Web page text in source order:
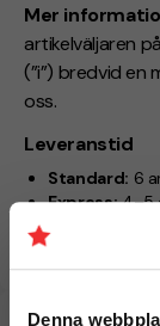
Denna
Mer
artikelväljaren
(”i”) bredvid en
oss.
Leveranstid
Standard: 6
Express:4–5